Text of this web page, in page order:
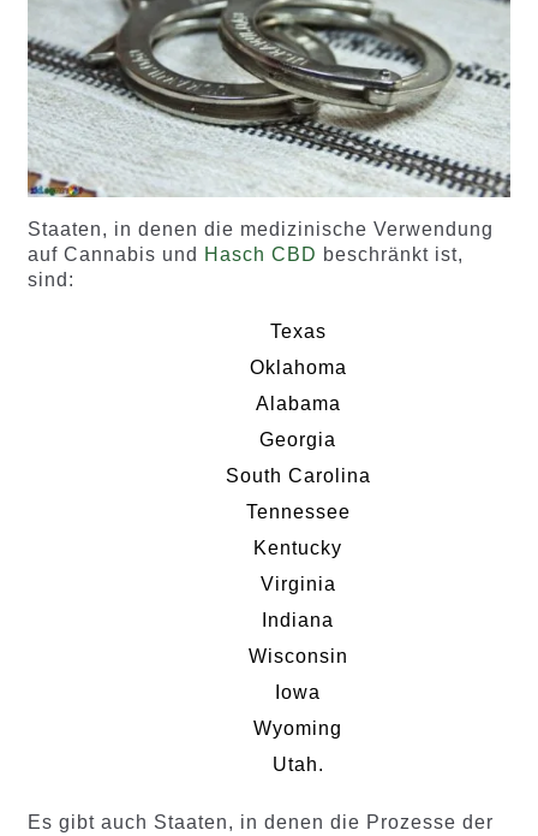
Staaten, in denen die medizinische Verwendung
auf Cannabis und Hasch CBD beschränkt ist,
sind:
Texas
Oklahoma
Alabama
Georgia
South Carolina
Tennessee
Kentucky
Virginia
Indiana
Wisconsin
Iowa
Wyoming
Utah.
Es gibt auch Staaten, in denen die Prozesse der